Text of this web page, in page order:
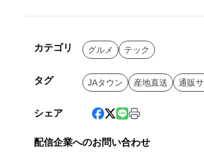
カテゴリ グルメ テック
タグ JAタウン 産地直送 通販
シェア
配信企業へのお問い合わせ